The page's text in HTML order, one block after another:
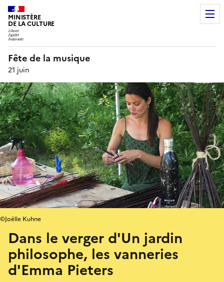
MINISTÈRE
DE LA CULTURE
Fête de la musique
21 juin
Dans le verger d'Un jardin
philosophe, les vanneries
d'Emma Pieters
©Joëlle Kuhne